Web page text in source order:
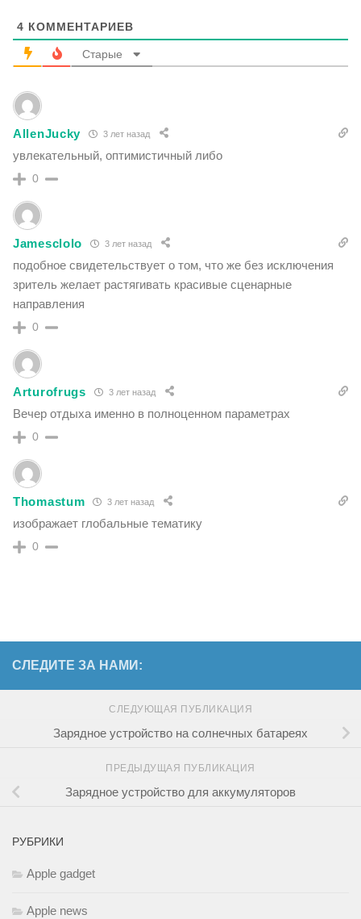
4 КОММЕНТАРИЕВ
Старые
AllenJucky 3 лет назад
увлекательный, оптимистичный либо
0
Jamesclolo 3 лет назад
подобное свидетельствует о том, что же без исключения
зритель желает растягивать красивые сценарные
направления
0
Arturofrugs 3 лет назад
Вечер отдыха именно в полноценном параметрах
0
Thomastum 3 лет назад
изображает глобальные тематику
0
СЛЕДИТЕ ЗА НАМИ:
СЛЕДУЮЩАЯ ПУБЛИКАЦИЯ
Зарядное устройство на солнечных батареях
ПРЕДЫДУЩАЯ ПУБЛИКАЦИЯ
Зарядное устройство для аккумуляторов
РУБРИКИ
Apple gadget
Apple news